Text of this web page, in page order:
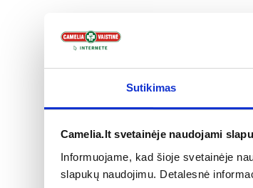
Sutikimas
Camelia.lt svetainėje naudojami
Informuojame, kad šioje svetainėje
slapukų naudojimu. Detalesnė